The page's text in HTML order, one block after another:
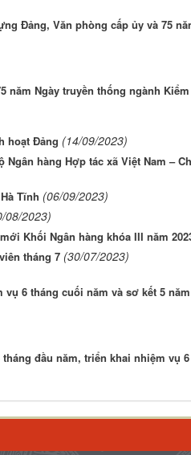
Đảng, Văn phòng cấp ủy và 75
Ngày truyền thống ngành Kiểm
hoạt Đảng (14/09/2023)
hàng Hợp tác xã Việt Nam –
Tĩnh (06/09/2023)
08/2023)
Khối Ngân hàng khóa III năm
tháng 7 (30/07/2023)
6 tháng cuối năm và sơ kết 5
đầu năm, triển khai nhiệm vụ